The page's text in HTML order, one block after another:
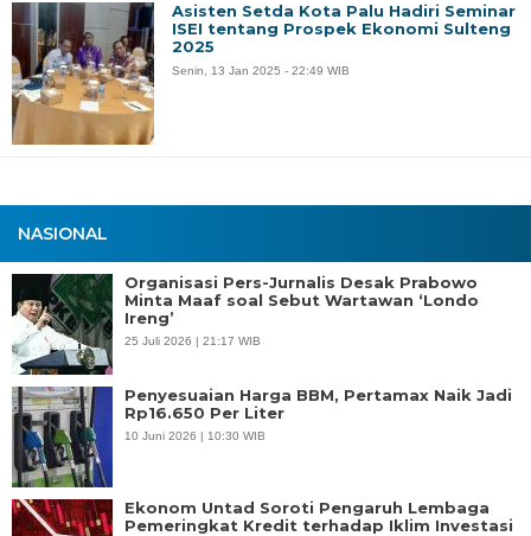
NASIONAL
Organisasi Pers-Jurnalis Desak Prabowo
Minta Maaf soal Sebut Wartawan ‘Londo
Ireng’
25 Juli 2026 | 21:17 WIB
Penyesuaian Harga BBM, Pertamax Naik Jadi
Rp16.650 Per Liter
10 Juni 2026 | 10:30 WIB
Ekonom Untad Soroti Pengaruh Lembaga
Pemeringkat Kredit terhadap Iklim Investasi
Asisten Setda Kota Palu Hadiri Seminar
ISEI tentang Prospek Ekonomi Sulteng
2025
Senin, 13 Jan 2025 - 22:49 WIB